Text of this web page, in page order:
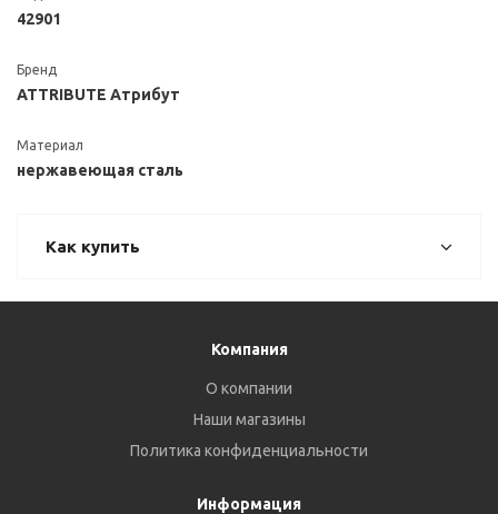
42901
Бренд
ATTRIBUTE Атрибут
Материал
нержавеющая сталь
Как купить
Компания
О компании
Наши магазины
Политика конфиденциальности
Информация